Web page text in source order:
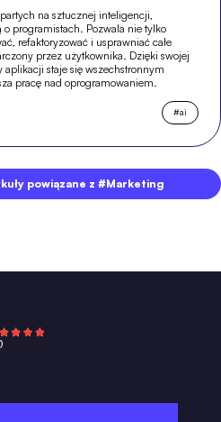
na sztucznej inteligencji,
programistach. Pozwala nie tylko
refaktoryzować i usprawniać całe
przez użytkownika. Dzięki swojej
staje się wszechstronnym
pracę nad oprogramowaniem.
#ai
powiązane z #Marketing